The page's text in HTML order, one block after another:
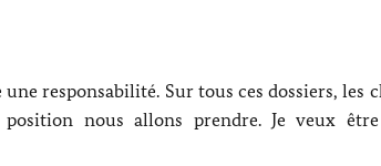
responsabilité. Sur tous ces dossiers, les
nous allons prendre. Je veux